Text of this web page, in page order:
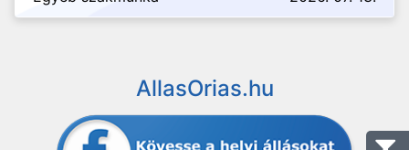
AllasOrias.hu